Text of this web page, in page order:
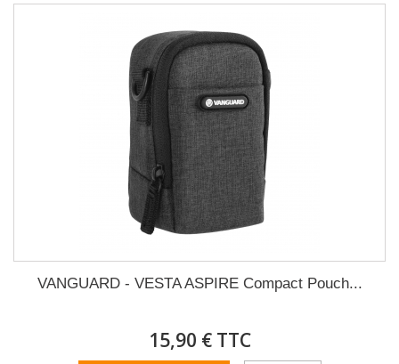
VANGUARD - VESTA ASPIRE Compact Pouch...
15,90 € TTC